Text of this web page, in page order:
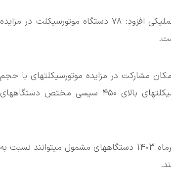
معاون بهرهبرداری و فروش سازمان جمعآوری و فروش اموال تملیکی افزود: ۷۸ دستگاه موتورسیکلت در مزایده
مشارکت در مزایده موتورسیکلتهای با حجم
۲۵۰ تا ۴۵۰ سیسی را دارند، اما شرکت در مزایدههای موتورسیکلتهای بالای ۴۵۰ سیسی مختص دستگاههای
غلامی باغی گفت: از امروز ۱۹ مهرماه این مزایده آغاز و تا ۲۳ مهرماه 1403 دستگاههای مشمول میتوانند نسبت به